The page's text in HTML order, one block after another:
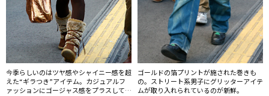
今季らしいのはツヤ感やシャイニー感を超
えた“ギラつき”アイテム。カジュアルフ
ァッションにゴージャス感をプラスしてい
ゴールドの箔プリントが施された巻きも
の。ストリート系男子にグリッターアイテ
ムが取り入れられているのが新鮮。